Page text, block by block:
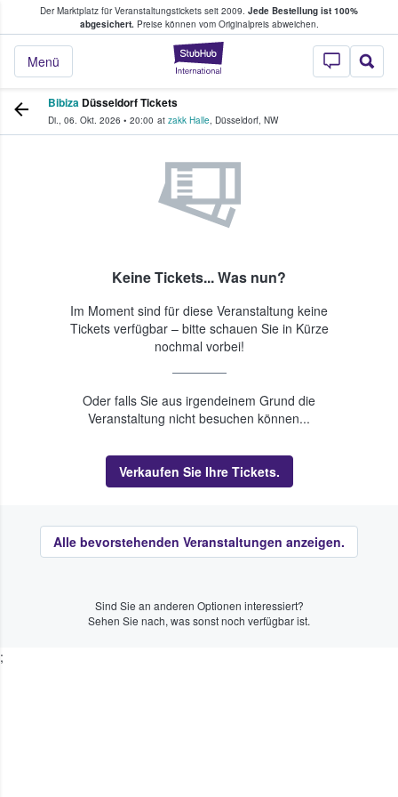
Der Marktplatz für Veranstaltungstickets seit 2009. Jede Bestellung ist 100%
abgesichert.Preise können vom Originalpreis abweichen.
StubHub - Wo
Menü
Tickets kaufen & verkaufen
Bibiza Düsseldorf Tickets
Di., 06. Okt. 2026 • 20:00 at zakk Halle, Düsseldorf, NW
Keine Tickets... Was nun?
Im Moment sind für diese Veranstaltung keine
Tickets verfügbar – bitte schauen Sie in Kürze
nochmal vorbei!
Oder falls Sie aus irgendeinem Grund die
Veranstaltung nicht besuchen können...
Verkaufen Sie Ihre Tickets.
Alle bevorstehenden Veranstaltungen anzeigen.
Sind Sie an anderen Optionen interessiert?
Sehen Sie nach, was sonst noch verfügbar ist.
;